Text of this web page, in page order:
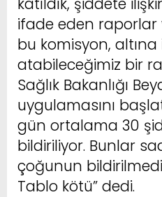
ifade eden raporlar
bu komisyon, altına
atabileceğimiz bir
Sağlık Bakanlığı
uygulamasını
gün ortalama 30
bildiriliyor. Bunlar
çoğunun
Tablo kötü” dedi.